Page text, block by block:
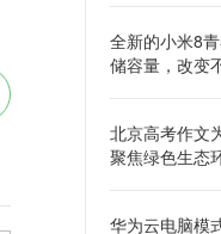
全新的小米8
储容量，改变
北京高考作文
聚焦绿色生态
华为云电脑模